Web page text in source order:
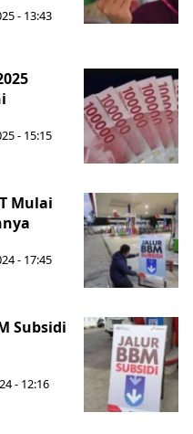
- 13:43
- 15:15
Mulai
- 17:45
Subsidi
- 12:16